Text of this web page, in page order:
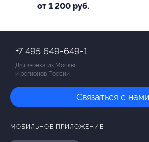
от 1 200 руб.
+7 495 649-649-1
Для звонка из Москвы
и регионов России
Связаться с нами
МОБИЛЬНОЕ ПРИЛОЖЕНИЕ